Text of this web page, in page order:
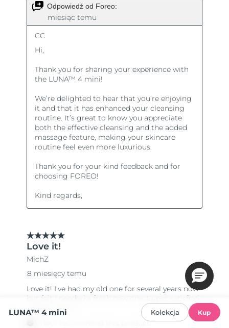
LUNA™ 4 mini Kolekcja Kup